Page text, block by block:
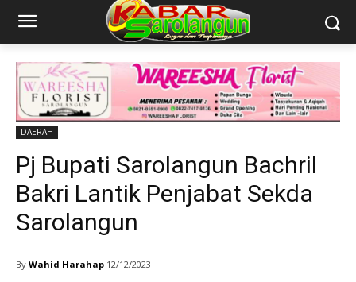
DAERAH
Pj Bupati Sarolangun Bachril
Bakri Lantik Penjabat Sekda
Sarolangun
By Wahid Harahap 12/12/2023